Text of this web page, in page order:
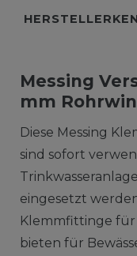
Messing
mm
Diese Messing
sind sofort
eingesetzt
Klemmfittinge für
bieten für